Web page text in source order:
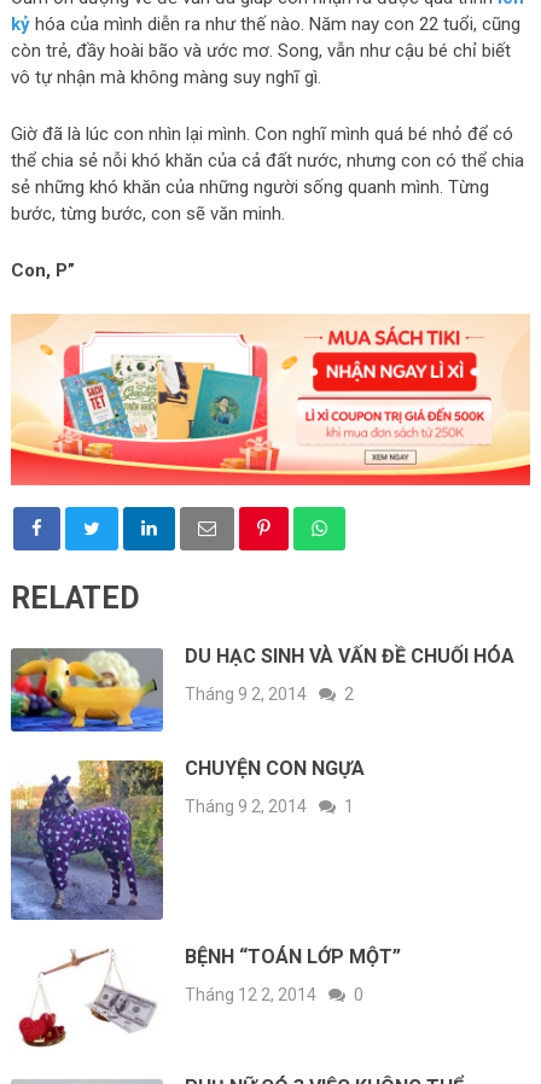
kỷhóa của mình diễn ra như thế nào. Năm nay con 22 tuổi, cũng
còn trẻ, đầy hoài bão và ước mơ. Song, vẫn như cậu bé chỉ biết
vô tự nhận mà không màng suy nghĩ gì.
Giờ đã là lúc con nhìn lại mình. Con nghĩ mình quá bé nhỏ để có
thể chia sẻ nỗi khó khăn của cả đất nước, nhưng con có thể chia
sẻ những khó khăn của những người sống quanh mình. Từng
bước, từng bước, con sẽ văn minh.
Con, P”
RELATED
DU HẠC SINH VÀ VẤN ĐỀ CHUỐI HÓA
Tháng 9 2, 2014 2
CHUYỆN CON NGỰA
Tháng 9 2, 2014 1
BỆNH “TOÁN LỚP MỘT”
Tháng 12 2, 2014 0